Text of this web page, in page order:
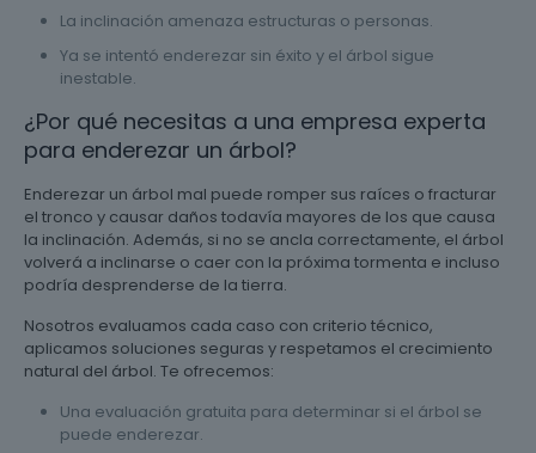
La inclinación amenaza estructuras o personas.
Ya se intentó enderezar sin éxito y el árbol sigue
inestable.
¿Por qué necesitas a una empresa experta
para enderezar un árbol?
Enderezar un árbol mal puede romper sus raíces o fracturar
el tronco y causar daños todavía mayores de los que causa
la inclinación. Además, si no se ancla correctamente, el árbol
volverá a inclinarse o caer con la próxima tormenta e incluso
podría desprenderse de la tierra.
Nosotros evaluamos cada caso con criterio técnico,
aplicamos soluciones seguras y respetamos el crecimiento
natural del árbol. Te ofrecemos:
Una evaluación gratuita para determinar si el árbol se
puede enderezar.